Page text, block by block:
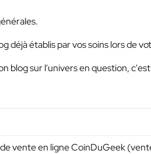
déjà établis par vos soins lors de
blog sur l'univers en question,
vente en ligne CoinDuGeek